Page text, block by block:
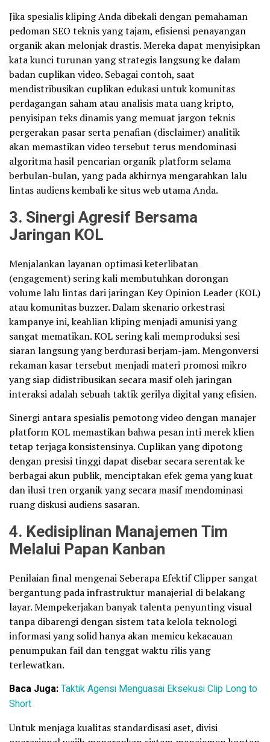
Jika spesialis kliping Anda dibekali dengan pemahaman
pedoman SEO teknis yang tajam, efisiensi penayangan
organik akan melonjak drastis. Mereka dapat menyisipkan
kata kunci turunan yang strategis langsung ke dalam
badan cuplikan video. Sebagai contoh, saat
mendistribusikan cuplikan edukasi untuk komunitas
perdagangan saham atau analisis mata uang kripto,
penyisipan teks dinamis yang memuat jargon teknis
pergerakan pasar serta penafian (disclaimer) analitik
akan memastikan video tersebut terus mendominasi
algoritma hasil pencarian organik platform selama
berbulan-bulan, yang pada akhirnya mengarahkan lalu
lintas audiens kembali ke situs web utama Anda.
3. Sinergi Agresif Bersama
Jaringan KOL
Menjalankan layanan optimasi keterlibatan
(engagement) sering kali membutuhkan dorongan
volume lalu lintas dari jaringan Key Opinion Leader (KOL)
atau komunitas buzzer. Dalam skenario orkestrasi
kampanye ini, keahlian kliping menjadi amunisi yang
sangat mematikan. KOL sering kali memproduksi sesi
siaran langsung yang berdurasi berjam-jam. Mengonversi
rekaman kasar tersebut menjadi materi promosi mikro
yang siap didistribusikan secara masif oleh jaringan
interaksi adalah sebuah taktik gerilya digital yang efisien.
Sinergi antara spesialis pemotong video dengan manajer
platform KOL memastikan bahwa pesan inti merek klien
tetap terjaga konsistensinya. Cuplikan yang dipotong
dengan presisi tinggi dapat disebar secara serentak ke
berbagai akun publik, menciptakan efek gema yang kuat
dan ilusi tren organik yang secara masif mendominasi
ruang diskusi audiens sasaran.
4. Kedisiplinan Manajemen Tim
Melalui Papan Kanban
Penilaian final mengenai Seberapa Efektif Clipper sangat
bergantung pada infrastruktur manajerial di belakang
layar. Mempekerjakan banyak talenta penyunting visual
tanpa dibarengi dengan sistem tata kelola teknologi
informasi yang solid hanya akan memicu kekacauan
penumpukan fail dan tenggat waktu rilis yang
terlewatkan.
Baca Juga:Taktik Agensi Menguasai Eksekusi Clip Long to
Short
Untuk menjaga kualitas standardisasi aset, divisi